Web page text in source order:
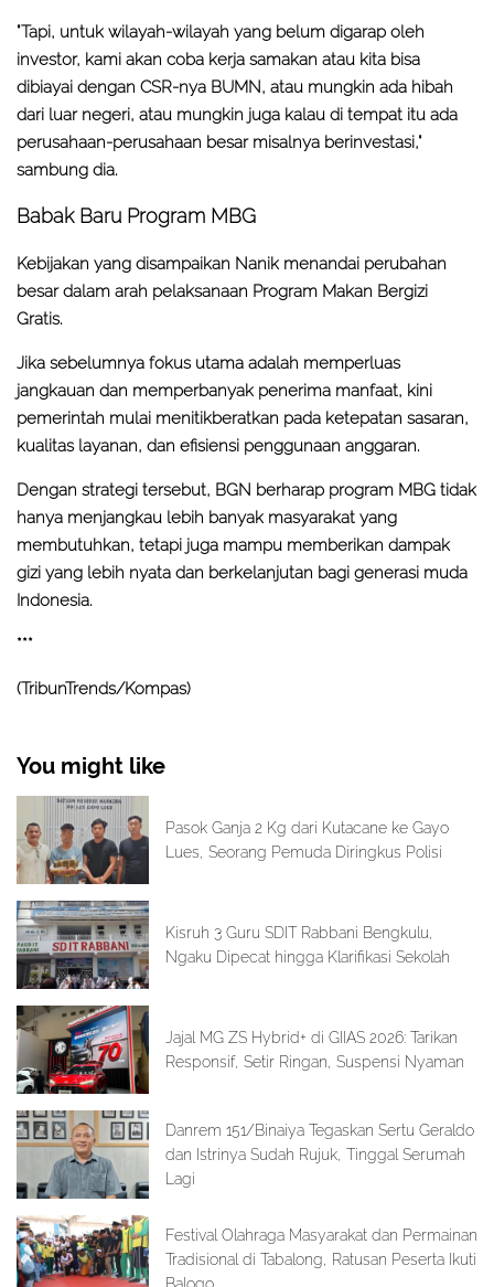
"Tapi, untuk wilayah-wilayah yang belum digarap oleh
investor, kami akan coba kerja samakan atau kita bisa
dibiayai dengan CSR-nya BUMN, atau mungkin ada hibah
dari luar negeri, atau mungkin juga kalau di tempat itu ada
perusahaan-perusahaan besar misalnya berinvestasi,"
sambung dia.
Babak Baru Program MBG
Kebijakan yang disampaikan Nanik menandai perubahan
besar dalam arah pelaksanaan Program Makan Bergizi
Gratis.
Jika sebelumnya fokus utama adalah memperluas
jangkauan dan memperbanyak penerima manfaat, kini
pemerintah mulai menitikberatkan pada ketepatan sasaran,
kualitas layanan, dan efisiensi penggunaan anggaran.
Dengan strategi tersebut, BGN berharap program MBG tidak
hanya menjangkau lebih banyak masyarakat yang
membutuhkan, tetapi juga mampu memberikan dampak
gizi yang lebih nyata dan berkelanjutan bagi generasi muda
Indonesia.
***
(TribunTrends/Kompas)
You might like
Pasok Ganja 2 Kg dari Kutacane ke Gayo
Lues, Seorang Pemuda Diringkus Polisi
Kisruh 3 Guru SDIT Rabbani Bengkulu,
Ngaku Dipecat hingga Klarifikasi Sekolah
Jajal MG ZS Hybrid+ di GIIAS 2026: Tarikan
Responsif, Setir Ringan, Suspensi Nyaman
Danrem 151/Binaiya Tegaskan Sertu Geraldo
dan Istrinya Sudah Rujuk, Tinggal Serumah
Lagi
Festival Olahraga Masyarakat dan Permainan
Tradisional di Tabalong, Ratusan Peserta Ikuti